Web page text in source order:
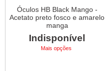
Óculos HB Black Mango -
Acetato preto fosco e amarelo
manga
Indisponível
Mais opções